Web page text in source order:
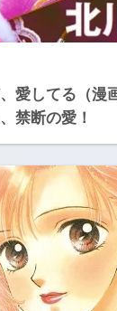
愛してる（漫
禁断の愛！